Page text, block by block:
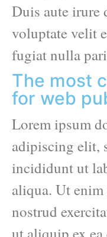
Duis aute irure
voluptate velit
fugiat nulla
The most
for web
Lorem ipsum
adipiscing elit,
incididunt ut
aliqua. Ut
nostrud
ut aliquip ex ea